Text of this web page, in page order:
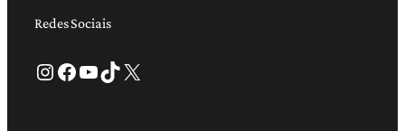
Redes Sociais
Instagram Facebook Youtube TikTok X